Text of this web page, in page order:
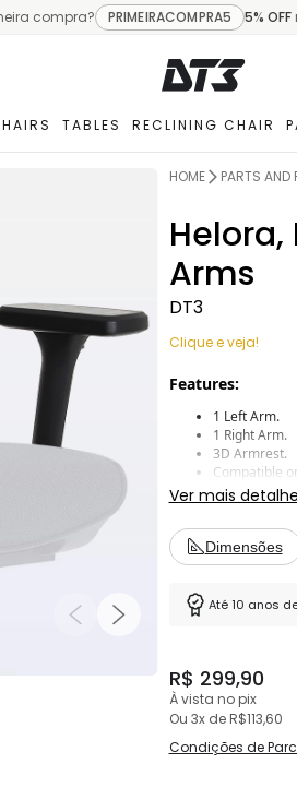
compra? PRIMEIRACOMPRA5 5% OFF
TABLES RECLINING CHAIR
HOME PARTS AND
Arms
DT3
Clique e veja!
Features:
1 Left Arm.
1 Right Arm.
3D Armrest.
Compatible
❌ Screws not
Warranty
Ver mais
Dimensões
Até 10 anos
R$ 299,90
À vista no pix
Ou 3x deR$113,60
Condições de